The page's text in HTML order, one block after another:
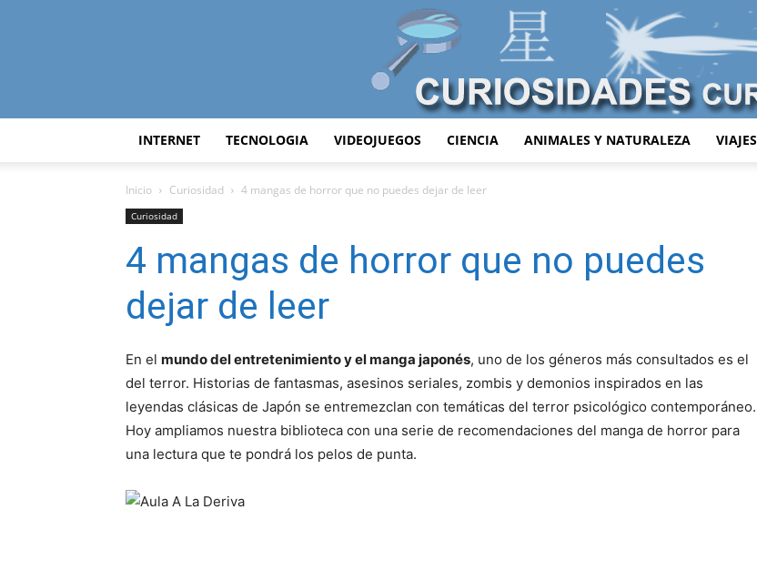
del
INTERNET TECNOLOGIA VIDEOJUEGOS CIENCIA ANIMALES Y NATURALEZA VIAJES
Inicio Curiosidad 4 mangas de horror que no puedes dejar de leer
Curiosidad
4 mangas de horror que no puedes
dejar de leer
En el mundo del entretenimiento y el manga japonés, uno de los géneros más consultados es el
del terror. Historias de fantasmas, asesinos seriales, zombis y demonios inspirados en las
leyendas clásicas de Japón se entremezclan con temáticas del terror psicológico contemporáneo.
Hoy ampliamos nuestra biblioteca con una serie de recomendaciones del manga de horror para
una lectura que te pondrá los pelos de punta.